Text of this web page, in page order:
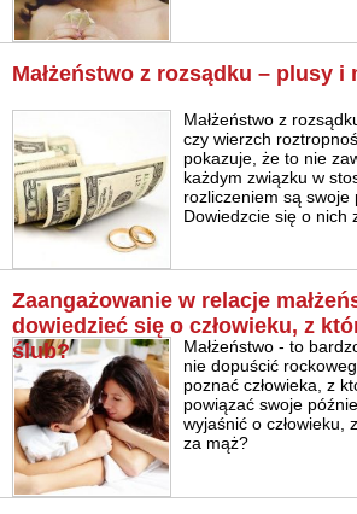
Małżeństwo z rozsądku – plusy i
Małżeństwo z
czy wierzch
pokazuje, że to nie
każdym związku w
rozliczeniem są swoje
Dowiedzcie się o nich
Zaangażowanie w relacje
dowiedzieć się o człowieku, z
ślub?
Małżeństwo - to
nie dopuścić
poznać człowieka, z
powiązać swoje
wyjaśnić o człowieku,
za mąż?